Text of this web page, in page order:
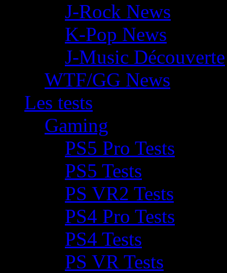
J-Rock News
K-Pop News
J-Music Découverte
WTF/GG News
Les tests
Gaming
PS5 Pro Tests
PS5 Tests
PS VR2 Tests
PS4 Pro Tests
PS4 Tests
PS VR Tests